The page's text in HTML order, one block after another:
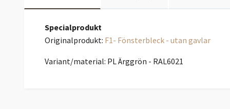
Specialprodukt
Originalprodukt: F1- Fönsterbleck - utan gavlar
Variant/material: PL Ärggrön - RAL6021